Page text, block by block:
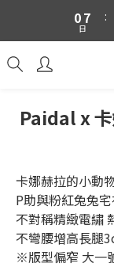
吉伊卡
07
6
1
日
:
吉伊卡
Paidal x
卡娜赫拉的小動
P助與粉紅兔兔
不對稱精緻電繡
不彎腰增高長腿
※版型偏窄 大一